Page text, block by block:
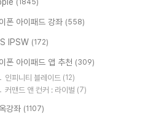
(1845)
폰 아이패드 강좌 (558)
IPSW (172)
폰 아이패드 앱 추천 (309)
인피니티 블레이드 (12)
커맨드 앤 컨커 : 라이벌 (7)
강좌 (1107)